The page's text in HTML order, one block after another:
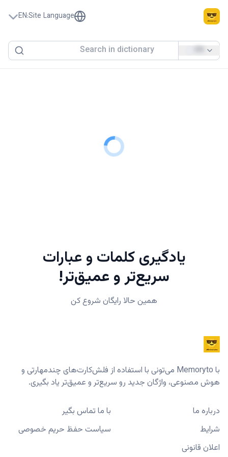
Site Language
:
EN
یادگیری کلمات و عبارات
سریع‌تر و عمیق‌تر!
همین حالا رایگان شروع کن
با Memoryto می‌تونی با استفاده از فلش‌کارت‌های چندمهارتی و
هوش مصنوعی، واژگان جدید رو سریع‌تر و عمیق‌تر یاد بگیری.
درباره ما
با ما تماس بگیر
شرایط
سیاست حفظ حریم خصوصی
اعلان قانونی